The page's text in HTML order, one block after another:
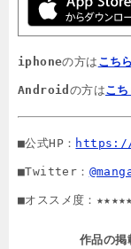
iphoneの方は こちら
Android の方はこち
■公式HP： https://
■Twitter：
■オススメ度：★★★★★
作品の掲